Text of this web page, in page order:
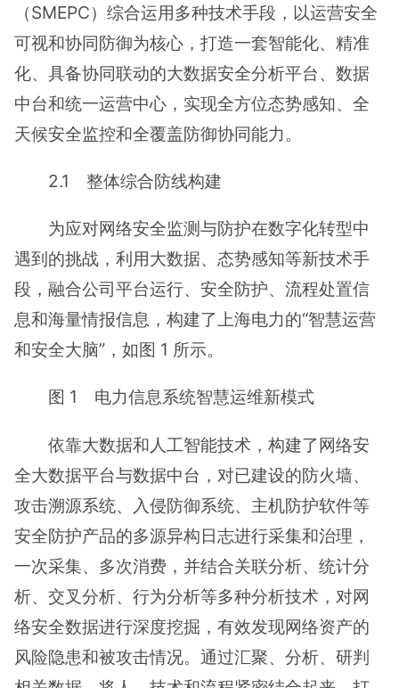
（SMEPC）综合运用多种技术手段，以运营安全
可视和协同防御为核心，打造一套智能化、精准
化、具备协同联动的大数据安全分析平台、数据
中台和统一运营中心，实现全方位态势感知、全
天候安全监控和全覆盖防御协同能力。
2.1 整体综合防线构建
为应对网络安全监测与防护在数字化转型中
遇到的挑战，利用大数据、态势感知等新技术手
段，融合公司平台运行、安全防护、流程处置信
息和海量情报信息，构建了上海电力的“智慧运营
和安全大脑”，如图 1 所示。
图 1 电力信息系统智慧运维新模式
依靠大数据和人工智能技术，构建了网络安
全大数据平台与数据中台，对已建设的防火墙、
攻击溯源系统、入侵防御系统、主机防护软件等
安全防护产品的多源异构日志进行采集和治理，
一次采集、多次消费，并结合关联分析、统计分
析、交叉分析、行为分析等多种分析技术，对网
络安全数据进行深度挖掘，有效发现网络资产的
风险隐患和被攻击情况。通过汇聚、分析、研判